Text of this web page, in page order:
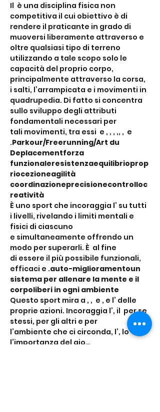
Il è una disciplina fisica non
competitiva il cui obiettivo è di
rendere il praticante in grado di
muoversi liberamente attraverso e
oltre qualsiasi tipo di terreno
utilizzando a tale scopo solo le
capacità del proprio corpo,
principalmente attraverso la corsa,
i salti, l’arrampicata e i movimenti in
quadrupedia. Di fatto si concentra
sullo sviluppo degli attributi
fondamentali necessari per
tali movimenti, tra essi e , , , ,, , e
.Parkour/Freerunning/Art du
Deplacementforza
funzionaleresistenzaequilibrioprop
riocezioneagilità
coordinazioneprecisionecontrolloc
reatività
È uno sport che incoraggia l’ su tutti
i livelli, rivelando i limiti mentali e
fisici di ciascuno
e simultaneamente offrendo un
modo per superarli. È al fine
di essere il più possibile funzionali,
efficaci e .auto-miglioramentoun
sistema per allenare la mente e il
corpoliberi in ogni ambiente
Questo sport mira a , , e , e l’ delle
proprie azioni. Incoraggia l’, il per se
stessi, per gli altri e per
l’ambiente che ci circonda, l’, lo e
l’importanza del gio…